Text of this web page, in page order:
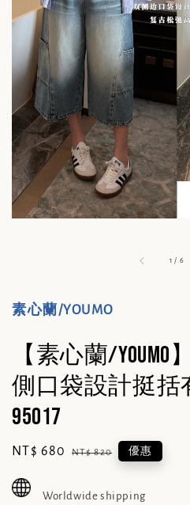
1 / 6
素心蘭/YOUMO
【素心蘭/
側口袋設計挺括
95017
Sale
NT$ 680 Regular
NT$ 820 優惠
Worldwide shipping